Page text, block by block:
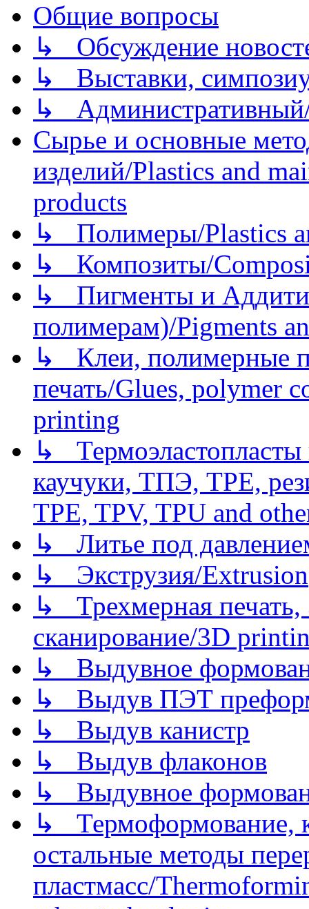
Общие вопросы
↳ Обсуждение
↳ Выставки,
↳
Сырье и основные
изделий/Plastics and
products
↳ Полимеры/Plastics
↳ Композиты/
↳ Пигменты и
полимерам)/Pigments
↳ Клеи, полимерные
печать/Glues, polymer
printing
↳
каучуки, ТПЭ, TPE,
TPE, TPV, TPU and
↳ Литье под
↳ Экструзия/Extrusion
↳ Трехмерная
сканирование/3D
↳ Выдувное
↳ Выдув ПЭТ
↳ Выдув канистр
↳ Выдув флаконов
↳ Выдувное
↳ Термоформование,
остальные методы
пластмасс/